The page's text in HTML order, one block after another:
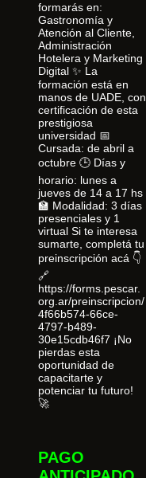
formarás en:
Gastronomía y
Atención al Cliente,
Administración
Hotelera y Marketing
Digital ✨ La
formación está en
manos de UADE, con
certificación de esta
prestigiosa
universidad 📅
Cursada: de abril a
octubre 🕒 Días y
horario: lunes a
jueves de 14 a 17 hs
🏫 Modalidad: 3 días
presenciales y 1
virtual Si te interesa
sumarte, completá tu
preinscripción acá 👇
🔗
https://forms.pescar.
org.ar/preinscripcion/
4f66b574-66ce-
4797-b489-
30e15cdb46f7 ¡No
pierdas esta
oportunidad de
capacitarte y
potenciar tu futuro!
🚀
PAGO